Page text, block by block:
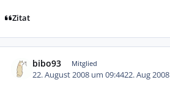
Zitat
bibo93 Mitglied
22. August 2008 um 09:4422. Aug 2008